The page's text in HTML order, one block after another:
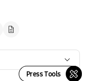
Press Tools